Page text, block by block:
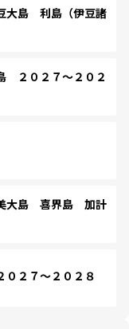
島 利島（伊豆諸
２０２７～２０２
大島 喜界島 加計
２７～２０２８